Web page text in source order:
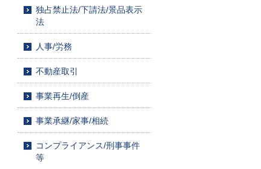
独占禁止法/下請法/景品表示
法
人事/労務
不動産取引
事業再生/倒産
事業承継/家事/相続
コンプライアンス/刑事事件
等